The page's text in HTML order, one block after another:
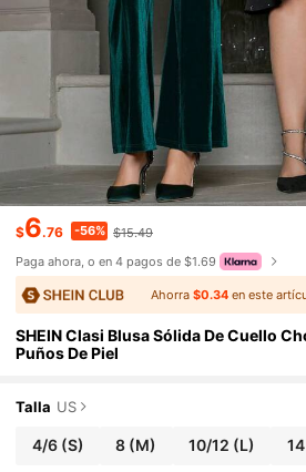
$6.76 -56% $15.49
Paga ahora, o en 4 pagos de $1.69
Ahorra $0.34en este
SHEIN Clasi Blusa Sólida De Cuello
Puños De Piel
Talla US
4/6(S) 8 (M) 10/12 (L) 14